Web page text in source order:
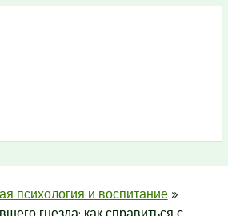
психология и воспитание